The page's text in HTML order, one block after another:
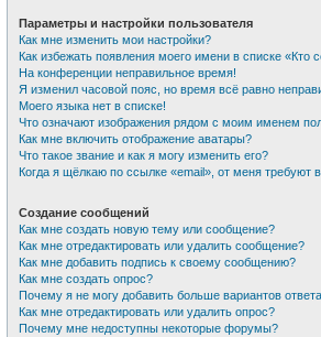
Параметры и настройки пользователя
Как мне изменить мои настройки?
Как избежать появления моего имени в списке «Кто
На конференции неправильное время!
Я изменил часовой пояс, но время всё равно
Моего языка нет в списке!
Что означают изображения рядом с моим именем
Как мне включить отображение аватары?
Что такое звание и как я могу изменить его?
Когда я щёлкаю по ссылке «email», от меня требуют
Создание сообщений
Как мне создать новую тему или сообщение?
Как мне отредактировать или удалить сообщение?
Как мне добавить подпись к своему сообщению?
Как мне создать опрос?
Почему я не могу добавить больше вариантов
Как мне отредактировать или удалить опрос?
Почему мне недоступны некоторые форумы?